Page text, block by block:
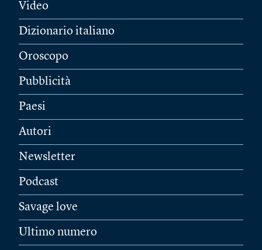
Video
Dizionario italiano
Oroscopo
Pubblicità
Paesi
Autori
Newsletter
Podcast
Savage love
Ultimo numero